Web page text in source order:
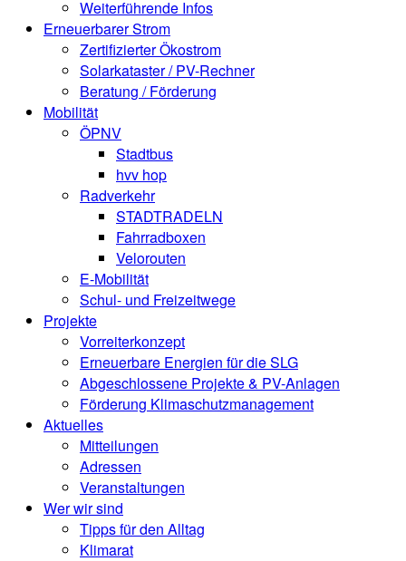
Weiterführende Infos
Erneuerbarer Strom
Zertifizierter Ökostrom
Solarkataster / PV-Rechner
Beratung / Förderung
Mobilität
ÖPNV
Stadtbus
hvv hop
Radverkehr
STADTRADELN
Fahrradboxen
Velorouten
E-Mobilität
Schul- und Freizeitwege
Projekte
Vorreiterkonzept
Erneuerbare Energien für die SLG
Abgeschlossene Projekte & PV-Anlagen
Förderung Klimaschutzmanagement
Aktuelles
Mitteilungen
Adressen
Veranstaltungen
Wer wir sind
Tipps für den Alltag
Klimarat